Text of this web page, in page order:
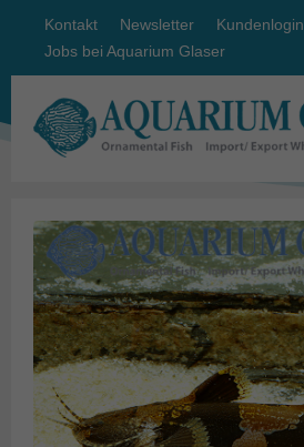
Kontakt Newsletter
Kundenlogin
Jobs bei Aquarium Glaser